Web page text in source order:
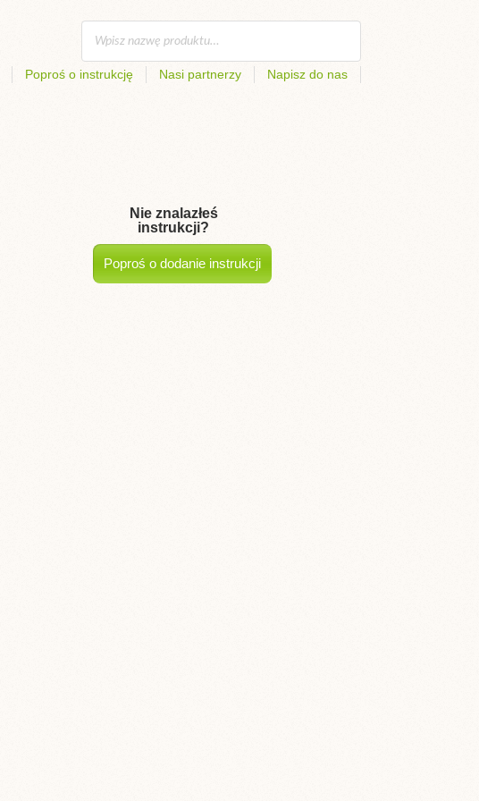
Poproś o instrukcję Nasi partnerzy Napisz do nas
Nie znalazłeś
instrukcji?
Poproś o dodanie instrukcji